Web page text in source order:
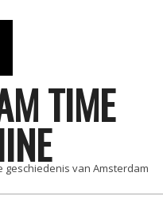
TIME
van Amsterdam